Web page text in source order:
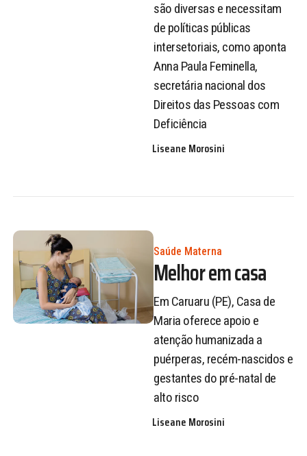
são diversas e necessitam
de políticas públicas
intersetoriais, como aponta
Anna Paula Feminella,
secretária nacional dos
Direitos das Pessoas com
Deficiência
Liseane Morosini
Saúde Materna
Melhor em casa
Em Caruaru (PE), Casa de
Maria oferece apoio e
atenção humanizada a
puérperas, recém-nascidos e
gestantes do pré-natal de
alto risco
Liseane Morosini